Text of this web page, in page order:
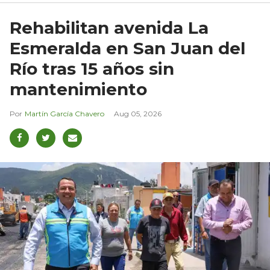
Rehabilitan avenida La
Esmeralda en San Juan del
Río tras 15 años sin
mantenimiento
Martín García Chavero Aug 05, 2026